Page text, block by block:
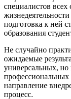
специалистов всех
подготовка к ней
образования
Не случайно
ожидаемые
универсальных,
направление
процесс.